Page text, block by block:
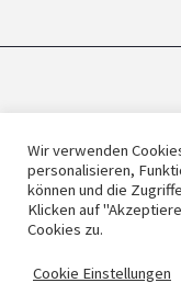
2025 ©
Wir verwenden
personalisieren,
können und die
Klicken auf
Cookies zu.
Cookie Einstellungen